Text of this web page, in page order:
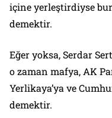
içine yerleştirdiyse
demektir.
Eğer yoksa, Serdar
o zaman mafya, AK
Yerlikaya’ya ve
demektir.